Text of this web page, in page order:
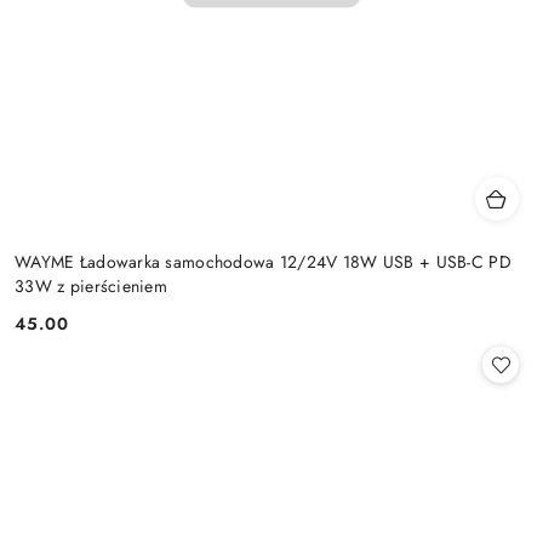
WAYME Ładowarka samochodowa 12/24V 18W USB + USB-C PD
33W z pierścieniem
Cena:
45.00